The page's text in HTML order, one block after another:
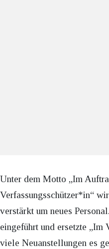
Unter dem Motto „Im
Verfassungsschützer*in“
verstärkt um neues
eingeführt und ersetzte „Im
viele Neuanstellungen es